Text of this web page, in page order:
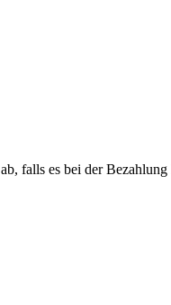
falls es bei der